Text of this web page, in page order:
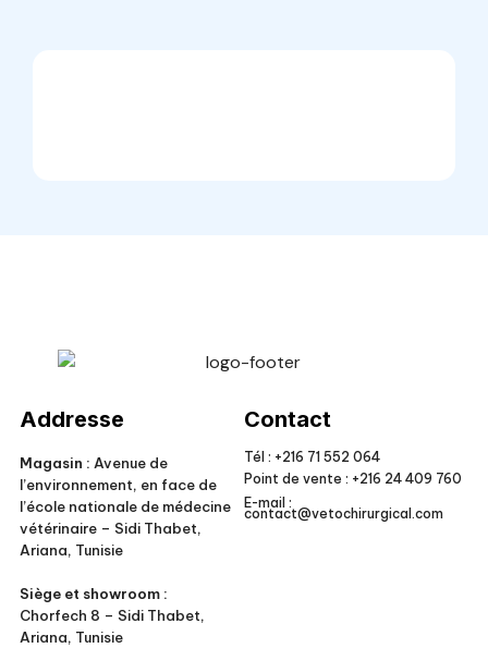
Addresse
Magasin : Avenue de
l’environnement, en face de
l’école nationale de médecine
vétérinaire – Sidi Thabet,
Ariana, Tunisie
Siège et showroom :
Chorfech 8 – Sidi Thabet,
Ariana, Tunisie
Contact
Tél : +216 71 552 064
Point de vente : +216 24 409 760
E-mail :
contact@vetochirurgical.com